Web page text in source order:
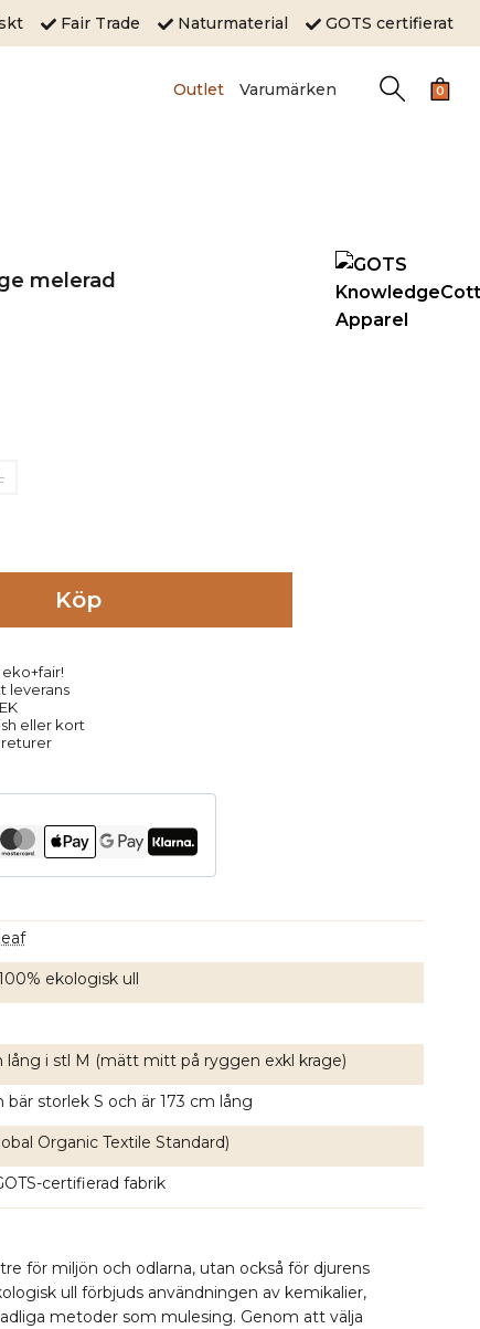
Fair Trade Naturmaterial GOTS certifierat
Outlet Varumärken 0
melerad
Köp
leverans
eller kort
returer
ekologisk ull
lång i stl M (mätt mitt på ryggen exkl krage)
bär storlek S och är 173 cm lång
Organic Textile Standard)
certifierad fabrik
för miljön och odlarna, utan också för djurens
ull förbjuds användningen av kemikalier,
metoder som mulesing. Genom att välja